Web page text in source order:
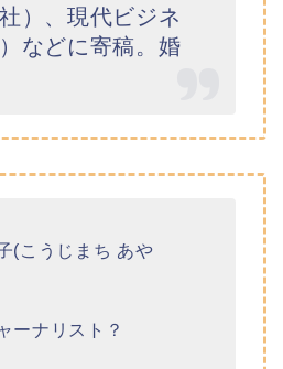
）、現代ビジネ
などに寄稿。婚
(こうじまち あや
ーナリスト？